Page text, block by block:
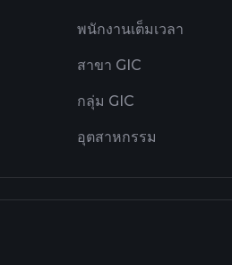
พนักงานเต็มเวลา
สาขา GIC
กลุ่ม GIC
อุตสาหกรรม